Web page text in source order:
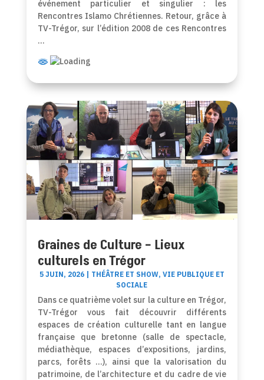
événement particulier et singulier : les
Rencontres Islamo Chrétiennes. Retour, grâce à
TV-Trégor, sur l’édition 2008 de ces Rencontres
…
Graines de Culture – Lieux
culturels en Trégor
5 JUIN, 2026| THÉÂTRE ET SHOW, VIE PUBLIQUE ET
SOCIALE
Dans ce quatrième volet sur la culture en Trégor,
TV-Trégor vous fait découvrir différents
espaces de création culturelle tant en langue
française que bretonne (salle de spectacle,
médiathèque, espaces d’expositions, jardins,
parcs, forêts …), ainsi que la valorisation du
patrimoine, de l’architecture et du cadre de vie